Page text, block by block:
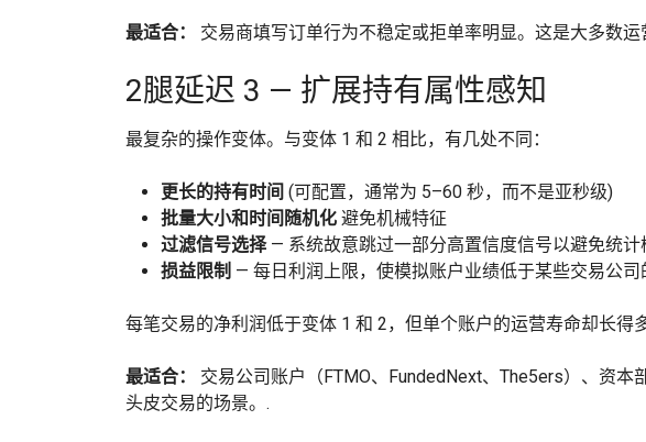
最适合： 交易商填写订单行为不稳定或拒单率明显。这是大多数运
2腿延迟 3 — 扩展持有属性感知
最复杂的操作变体。与变体 1 和 2 相比，有几处不同：
更长的持有时间 (可配置，通常为 5–60 秒，而不是亚秒级)
批量大小和时间随机化 避免机械特征
过滤信号选择— 系统故意跳过一部分高置信度信号以避免统计
损益限制 — 每日利润上限，使模拟账户业绩低于某些交易公司
每笔交易的净利润低于变体 1 和 2，但单个账户的运营寿命却长得
最适合：
交易公司账户（FTMO、FundedNext、The5ers）、资
头皮交易的场景。.